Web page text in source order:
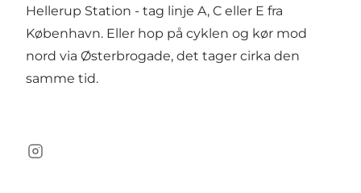
Hellerup Station - tag linje A, C eller E fra
København. Eller hop på cyklen og kør mod
nord via Østerbrogade, det tager cirka den
samme tid.
Instagram